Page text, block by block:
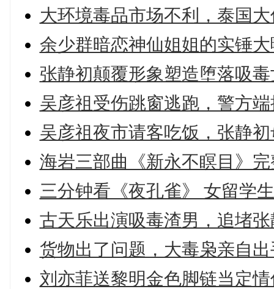
大环境毒品市场不利，泰国
余少群暗恋神仙姐姐的实锤
张静初颠覆形象塑造堕落吸
吴彦祖受伤跳窗逃跑，警方
吴彦祖夜市请客吃饭，张静
海岩三部曲《新永不瞑目》
三分钟看《夜孔雀》 女留学
古天乐出演吸毒渣男，追堵
货物出了问题，大毒枭亲自
刘亦菲送黎明金色脚链当定